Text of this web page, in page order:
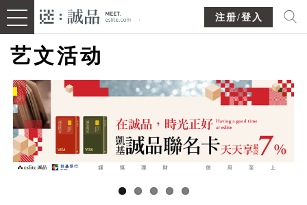
注册/登入
艺文活动